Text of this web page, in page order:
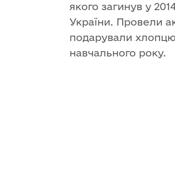
якого загинув у
України. Провели
подарували
навчального року.